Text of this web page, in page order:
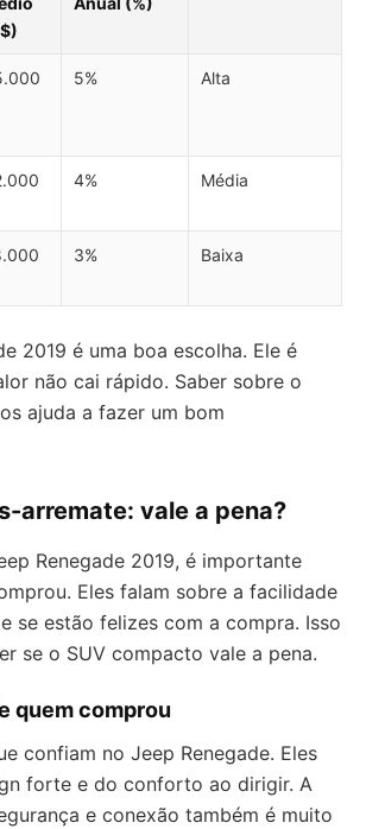
5% Alta
4% Média
3% Baixa
2019 é uma boa escolha. Ele é
não cai rápido. Saber sobre o
ajuda a fazer um bom
arremate: vale a pena?
Renegade 2019, é importante
Eles falam sobre a facilidade
se estão felizes com a compra. Isso
se o SUV compacto vale a pena.
quem comprou
confiam no Jeep Renegade. Eles
forte e do conforto ao dirigir. A
e conexão também é muito